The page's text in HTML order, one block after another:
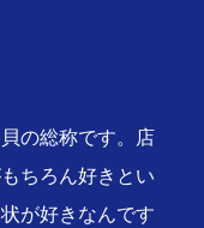
の総称です。店
ちろん好きとい
が好きなんです